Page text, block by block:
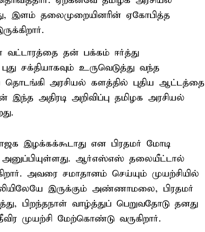
இளம் தலைமுறையினரின் ஏகோபித்த
தன் பக்கம் ஈர்த்து
சக்தியாகவும் உருவெடுத்து வந்த
அரசியல் களத்தில் புதிய ஆட்டத்தை
அதிரடி அறிவிப்பு தமிழக அரசியல்
என பிரதமர் மோடி
ஆர்எஸ்எஸ் தலையீட்டால்
அவரை சமாதானம் செய்யும் முயற்சியில்
இருக்கும் அண்ணாமலை, பிரதமர்
பிறந்தநாள் வாழ்த்துப் பெறுவதோடு தனது
முயற்சி மேற்கொண்டு வருகிறார்.